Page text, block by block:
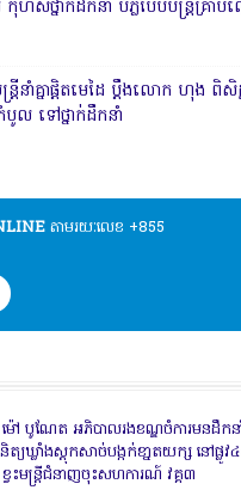
ហសថ្នាក់ដឹកនាំ បំភ្លឺបែបបន្ត្រីគ្រាប់ល្
ត្រីនាំគ្នាផ្ដិតមេដៃ ប្ដឹងលោក ហុង ពិសិ
ល ទៅថ្នាក់ដឹកនាំ
តាមរយៈលេខ +855
បូណែត អភិបាលរងខណ្ឌចំការមនដឹកនាំ
ត្យឃ្លាំងស្តុកសាច់បង្កក់ខា្នតយក្ស នៅផ្លូវ
ះមន្ត្រីជំនាញចុះសហការណ៍ វគ្គ៣